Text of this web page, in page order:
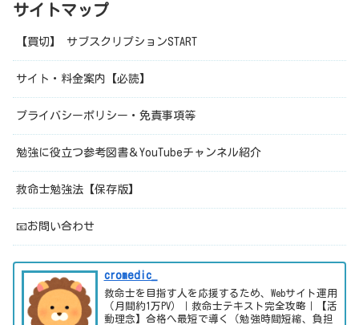
サイトマップ
【買切】 サブスクリプションSTART
サイト・料金案内【必読】
プライバシーポリシー・免責事項等
勉強に役立つ参考図書＆YouTubeチャンネル紹介
救命士勉強法【保存版】
📧お問い合わせ
cromedic_
救命士を目指す人を応援するため、Webサイト運用
（月間約1万PV）｜救命士テキスト完全攻略｜【活
動理念】合格へ最短で導く（勉強時間短縮、負担